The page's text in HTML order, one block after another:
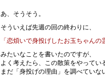
あ、そうそう。
そういえば先週の回の終わりに、
「恋煩いで身投げしたお玉ちゃんの
みたいなことを書いたのですが、
よく考えたら、この散策をやってい
まだ「身投げの理由」を調べていな